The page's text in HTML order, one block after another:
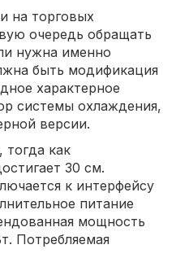
на торговых
очередь обращать
нужна именно
быть модификация
характерное
системы охлаждения,
версии.
как
30 см.
к интерфейсу
питание
мощность
Потребляемая